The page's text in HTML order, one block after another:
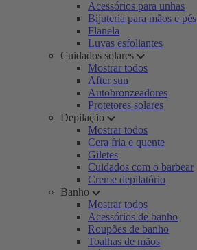
Acessórios para unhas
Bijuteria para mãos e pés
Flanela
Luvas esfoliantes
Cuidados solares
Mostrar todos
After sun
Autobronzeadores
Protetores solares
Depilação
Mostrar todos
Cera fria e quente
Giletes
Cuidados com o barbear
Creme depilatório
Banho
Mostrar todos
Acessórios de banho
Roupões de banho
Toalhas de mãos